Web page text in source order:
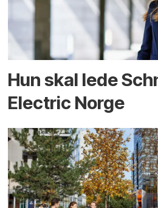
Hun skal lede
Electric Norge